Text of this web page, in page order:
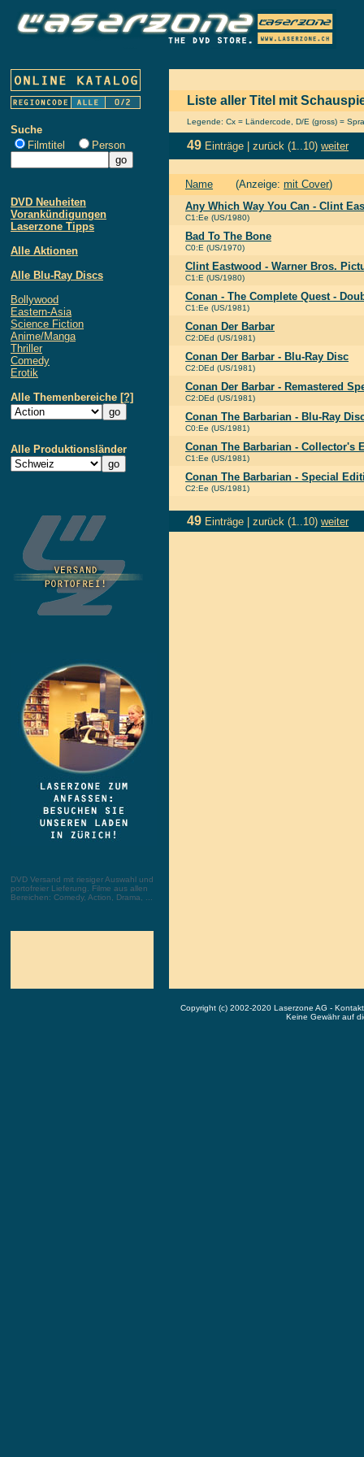
Suche
Filmtitel
Person
DVD Neuheiten
Vorankündigungen
Laserzone Tipps
Alle Aktionen
Alle Blu-Ray Discs
Bollywood
Eastern-Asia
Science Fiction
Anime/Manga
Thriller
Comedy
Erotik
Alle Themenbereiche [?]
Alle Produktionsländer
DVD Versand mit riesiger Auswahl und
portofreier Lieferung. Filme aus allen
Bereichen: Comedy, Action, Drama, ...
Liste aller Titel mit
Legende: Cx = Ländercode, D/E (gross) =
49 Einträge | zurück (1..10) weiter
Name (Anzeige: mit Cover)
Any Which Way You Can - Clint
C1:Ee (US/1980)
Bad To The Bone
C0:E (US/1970)
Clint Eastwood - Warner Bros.
C1:E (US/1980)
Conan - The Complete Quest -
C1:Ee (US/1981)
Conan Der Barbar
C2:DEd (US/1981)
Conan Der Barbar - Blu-Ray Disc
C2:DEd (US/1981)
Conan Der Barbar - Remastered
C2:DEd (US/1981)
Conan The Barbarian - Blu-Ray
C0:Ee (US/1981)
Conan The Barbarian - Collector's
C1:Ee (US/1981)
Conan The Barbarian - Special
C2:Ee (US/1981)
49 Einträge | zurück (1..10) weiter
Copyright (c) 2002-2020 Laserzone AG -
Keine Gewähr auf